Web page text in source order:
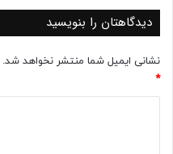
دیدگاهتان را بنویسید
نشانی ایمیل شما منتشر نخواهد شد.
*